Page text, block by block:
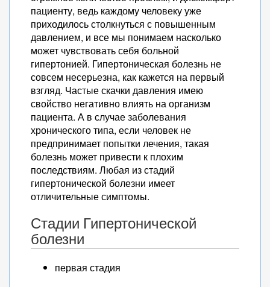
пациенту, ведь каждому человеку уже
приходилось столкнуться с повышенным
давлением, и все мы понимаем насколько
может чувствовать себя больной
гипертонией. Гипертоническая болезнь не
совсем несерьезна, как кажется на первый
взгляд. Частые скачки давления имею
свойство негативно влиять на организм
пациента. А в случае заболевания
хронического типа, если человек не
предпринимает попытки лечения, такая
болезнь может привести к плохим
последствиям. Любая из стадий
гипертонической болезни имеет
отличительные симптомы.
Стадии Гипертонической
болезни
первая стадия